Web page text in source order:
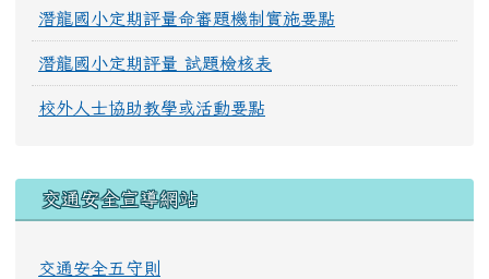
潛龍國小定期評量命審題機制實施要點
潛龍國小定期評量 試題檢核表
校外人士協助教學或活動要點
交通安全宣導網站
交通安全五守則